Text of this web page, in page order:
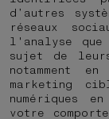
d’autres
réseaux
l'analyse que
sujet de
notamment
marketing
numériques
votre